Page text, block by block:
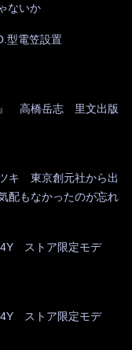
ないか
型電笠設置
』 高橋岳志 里文出版
キ 東京創元社から出
配もなかったのが忘れ
ストア限定モデ
ストア限定モデ